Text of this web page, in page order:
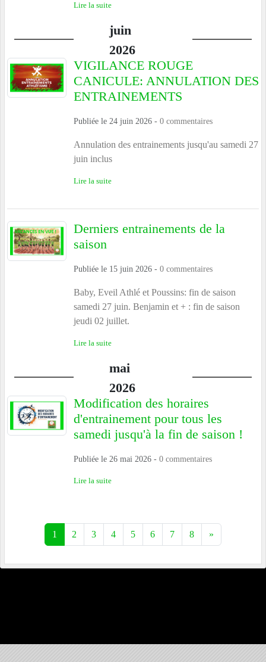
Lire la suite
juin
2026
VIGILANCE ROUGE
CANICULE: ANNULATION DES
ENTRAINEMENTS
Publiée le 24 juin 2026 - 0 commentaires
Annulation des entrainements jusqu'au samedi 27
juin inclus
Lire la suite
Derniers entrainements de la
saison
Publiée le 15 juin 2026 - 0 commentaires
Baby, Eveil Athlé et Poussins: fin de saison
samedi 27 juin. Benjamin et + : fin de saison
jeudi 02 juillet.
Lire la suite
mai
2026
Modification des horaires
d'entrainement pour tous les
samedi jusqu'à la fin de saison !
Publiée le 26 mai 2026 - 0 commentaires
Lire la suite
1 2 3 4 5 6 7 8 »